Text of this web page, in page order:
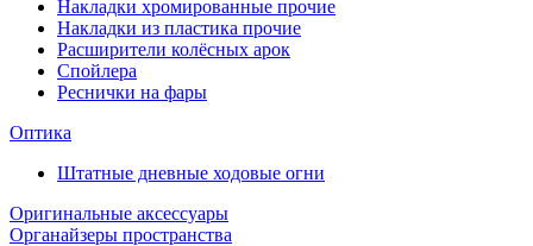
Накладки хромированные прочие
Накладки из пластика прочие
Расширители колёсных арок
Спойлера
Реснички на фары
Оптика
Штатные дневные ходовые огни
Оригинальные аксессуары
Органайзеры пространства